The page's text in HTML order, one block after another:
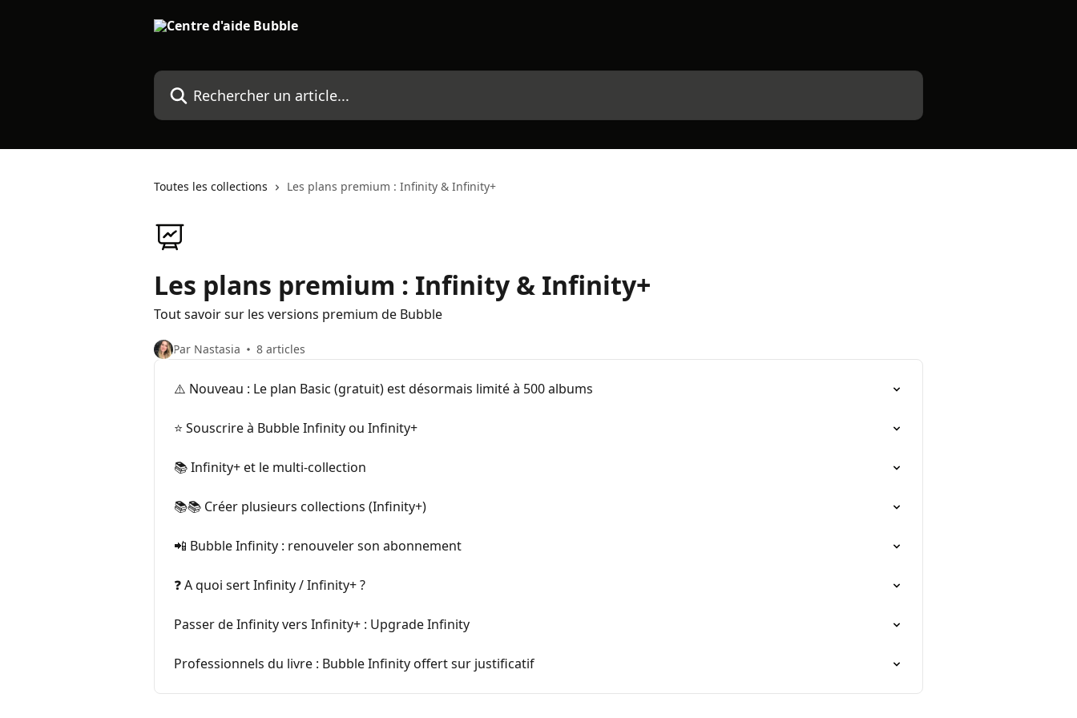
Rechercher un article...
Toutes les collections Les plans premium : Infinity & Infinity+
Les plans premium : Infinity & Infinity+
Tout savoir sur les versions premium de Bubble
Par Nastasia 8 articles
⚠️ Nouveau : Le plan Basic (gratuit) est désormais limité à 500 albums
⭐️ Souscrire à Bubble Infinity ou Infinity+
📚 Infinity+ et le multi-collection
📚📚 Créer plusieurs collections (Infinity+)
📲 Bubble Infinity : renouveler son abonnement
❓ A quoi sert Infinity / Infinity+ ?
Passer de Infinity vers Infinity+ : Upgrade Infinity
Professionnels du livre : Bubble Infinity offert sur justificatif